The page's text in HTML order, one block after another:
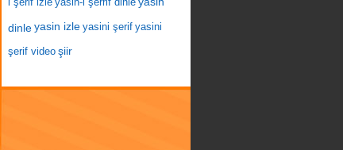
i şerif izle yasin-i şerrif dinle
dinle yasin izle yasini şerif yasini
şerif video şiir